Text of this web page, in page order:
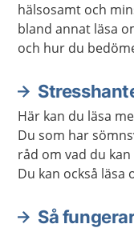
hälsosamt och
bland annat läsa
och hur du
Här kan du läsa
Du som har
råd om vad du
Du kan också läsa
Så